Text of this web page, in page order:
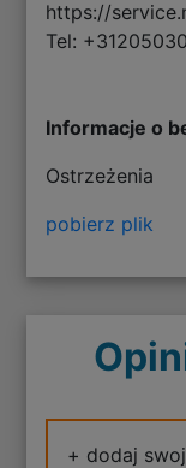
https://
Tel:
Informacje o
Ostrzeżenia
pobierz plik
+ dodaj